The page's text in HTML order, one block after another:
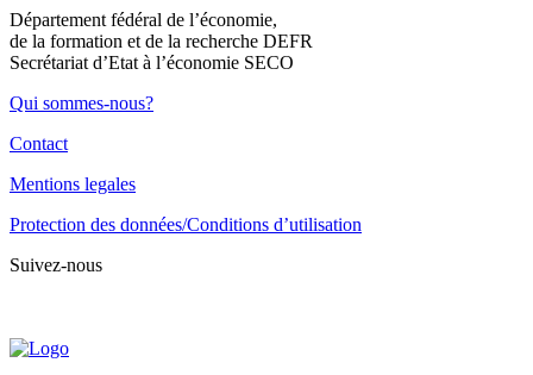
Département fédéral de l’économie,
de la formation et de la recherche DEFR
Secrétariat d’Etat à l’économie SECO
Qui sommes-nous?
Contact
Mentions legales
Protection des données/Conditions d’utilisation
Suivez-nous